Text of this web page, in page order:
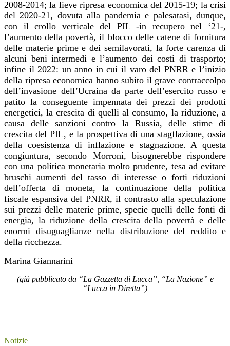
2008-2014; la lieve ripresa economica del 2015-19; la crisi
del 2020-21, dovuta alla pandemia e palesatasi, dunque,
con il crollo verticale del PIL -in recupero nel ‘21-,
l’aumento della povertà, il blocco delle catene di fornitura
delle materie prime e dei semilavorati, la forte carenza di
alcuni beni intermedi e l’aumento dei costi di trasporto;
infine il 2022: un anno in cui il varo del PNRR e l’inizio
della ripresa economica hanno subito il grave contraccolpo
dell’invasione dell’Ucraina da parte dell’esercito russo e
patito la conseguente impennata dei prezzi dei prodotti
energetici, la crescita di quelli al consumo, la riduzione, a
causa delle sanzioni contro la Russia, delle stime di
crescita del PIL, e la prospettiva di una stagflazione, ossia
della coesistenza di inflazione e stagnazione. A questa
congiuntura, secondo Morroni, bisognerebbe rispondere
con una politica monetaria molto prudente, tesa ad evitare
bruschi aumenti del tasso di interesse o forti riduzioni
dell’offerta di moneta, la continuazione della politica
fiscale espansiva del PNRR, il contrasto alla speculazione
sui prezzi delle materie prime, specie quelli delle fonti di
energia, la riduzione della crescita della povertà e delle
enormi disuguaglianze nella distribuzione del reddito e
della ricchezza.
Marina Giannarini
(già pubblicato da “La Gazzetta di Lucca”, “La Nazione” e
“Lucca in Diretta”)
Notizie